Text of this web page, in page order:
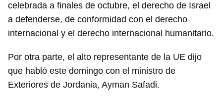
celebrada a finales de octubre, el derecho de Israel
a defenderse, de conformidad con el derecho
internacional y el derecho internacional humanitario.
Por otra parte, el alto representante de la UE dijo
que habló este domingo con el ministro de
Exteriores de Jordania, Ayman Safadi.